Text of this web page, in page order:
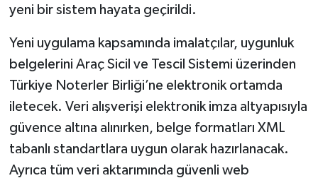
yeni bir sistem hayata geçirildi.
Yeni uygulama kapsamında imalatçılar, uygunluk
belgelerini Araç Sicil ve Tescil Sistemi üzerinden
Türkiye Noterler Birliği’ne elektronik ortamda
iletecek. Veri alışverişi elektronik imza altyapısıyla
güvence altına alınırken, belge formatları XML
tabanlı standartlara uygun olarak hazırlanacak.
Ayrıca tüm veri aktarımında güvenli web